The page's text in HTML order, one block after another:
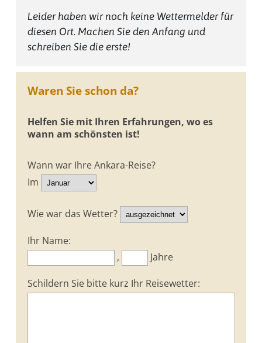
Leider haben wir noch keine Wettermelder für
diesen Ort. Machen Sie den Anfang und
schreiben Sie die erste!
Waren Sie schon da?
Helfen Sie mit Ihren Erfahrungen, wo es
wann am schönsten ist!
Wann war Ihre Ankara-Reise?
Im
Wie war das Wetter?
Ihr Name:
,
Jahre
Schildern Sie bitte kurz Ihr Reisewetter: